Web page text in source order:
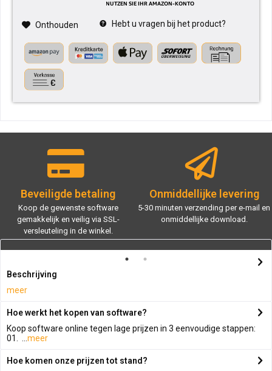
Onthouden Hebt u vragen bij het product?
Beveiligde betaling
Koop de gewenste software
gemakkelijk en veilig via SSL-
versleuteling in de winkel.
Onmiddellijke levering
5-30 minuten verzending per e-mail en
onmiddellijke download.
Beschrijving
meer
Hoe werkt het kopen van software?
Koop software online tegen lage prijzen in 3 eenvoudige stappen:
01. ... meer
Hoe komen onze prijzen tot stand?